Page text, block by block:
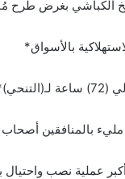
بغرض طرح
بالأسواق*
بالمنافقين
عملية نصب